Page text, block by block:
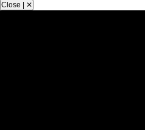
Close | ✕